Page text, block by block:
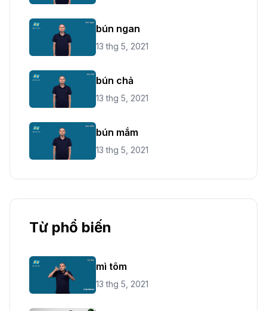
bún ngan
13 thg 5, 2021
bún chả
13 thg 5, 2021
bún mắm
13 thg 5, 2021
Từ phổ biến
mì tôm
13 thg 5, 2021